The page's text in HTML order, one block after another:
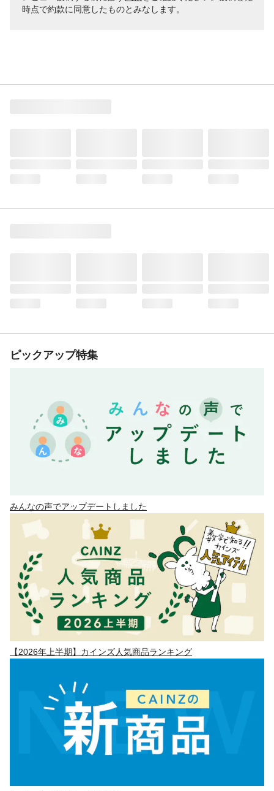
時点で約款に同意したものとみなします。
ピックアップ特集
みんなの声でアップデートしました
【2026年上半期】カインズ人気商品ランキング